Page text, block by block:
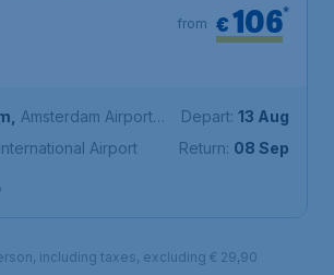
€106*
from
Amsterdam Airport
Airport
Depart: 13 Aug
Return: 08 Sep
including taxes, excluding € 29,90